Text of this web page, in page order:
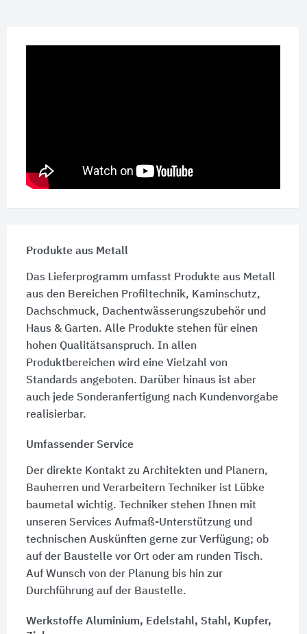
Produkte aus Metall
Das Lieferprogramm umfasst Produkte aus Metall
aus den Bereichen Profiltechnik, Kaminschutz,
Dachschmuck, Dachentwässerungszubehör und
Haus & Garten. Alle Produkte stehen für einen
hohen Qualitätsanspruch. In allen
Produktbereichen wird eine Vielzahl von
Standards angeboten. Darüber hinaus ist aber
auch jede Sonderanfertigung nach Kundenvorgabe
realisierbar.
Umfassender Service
Der direkte Kontakt zu Architekten und Planern,
Bauherren und Verarbeitern Techniker ist Lübke
baumetal wichtig. Techniker stehen Ihnen mit
unseren Services Aufmaß-Unterstützung und
technischen Auskünften gerne zur Verfügung; ob
auf der Baustelle vor Ort oder am runden Tisch.
Auf Wunsch von der Planung bis hin zur
Durchführung auf der Baustelle.
Werkstoffe Aluminium, Edelstahl, Stahl, Kupfer,